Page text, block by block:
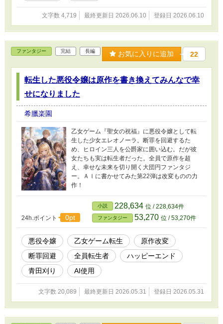
文字数 4,719 最終更新日 2026.06.10 登録日 2026.06.10
ファンタジー 完結 長編 お気に入りに追加 22
転生した悪役令嬢は原作を書き換えてみんなで幸
せになりました
希臘楽園
乙女ゲーム『聖女の祝福』に悪役令嬢として転
生した少女エレオノーラ。断罪を回避するた
め、ヒロイン三人を公爵家に囲い込む。だが彼
女たちも実は転生者だった。全員で原作を超
え、幸せな未来を切り開く大団円ファンタジ
ー。ＡＩに書かせてみた第22弾は改変ものの力
作！
24h.ポイント 0pt
小説 228,634 位 / 228,634件
ファンタジー 53,270 位 / 53,270件
悪役令嬢 乙女ゲーム転生
原作改変
断罪回避
全員転生者
ハッピーエンド
青田刈り
AI使用
文字数 20,089 最終更新日 2026.05.31 登録日 2026.05.31